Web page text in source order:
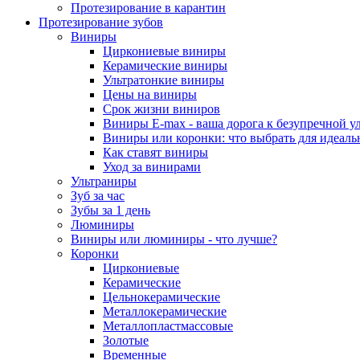
Протезирование в карантин
Протезирование зубов
Виниры
Циркониевые виниры
Керамические виниры
Ультратонкие виниры
Цены на виниры
Срок жизни виниров
Виниры E-max - ваша дорога к безупречной
Виниры или коронки: что выбрать для
Как ставят виниры
Уход за винирами
Ультраниры
Зуб за час
Зубы за 1 день
Люминиры
Виниры или люминиры - что лучше?
Коронки
Циркониевые
Керамические
Цельнокерамические
Металлокерамические
Металлопластмассовые
Золотые
Временные